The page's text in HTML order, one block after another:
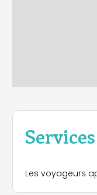
Services
Les voyageurs